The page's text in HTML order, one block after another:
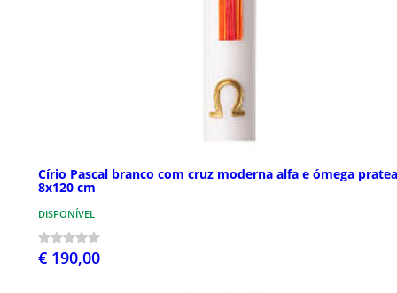
Círio Pascal branco com cruz moderna alfa e ómega
8x120 cm
DISPONÍVEL
€ 190,00